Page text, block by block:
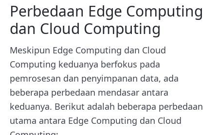
Perbedaan Edge Computing
dan Cloud Computing
Meskipun Edge Computing dan Cloud
Computing keduanya berfokus pada
pemrosesan dan penyimpanan data, ada
beberapa perbedaan mendasar antara
keduanya. Berikut adalah beberapa perbedaan
utama antara Edge Computing dan Cloud